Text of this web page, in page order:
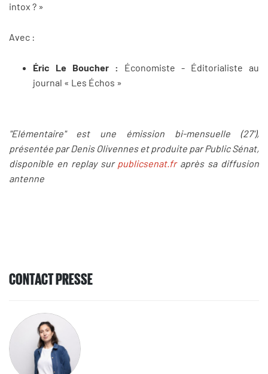
intox ? »
Avec :
Éric Le Boucher : Économiste - Éditorialiste au
journal « Les Échos »
"Elémentaire" est une émission bi-mensuelle (27'),
présentée par Denis Olivennes et produite par Public Sénat,
disponible en replay sur publicsenat.fraprès sa diffusion
antenne
CONTACT PRESSE